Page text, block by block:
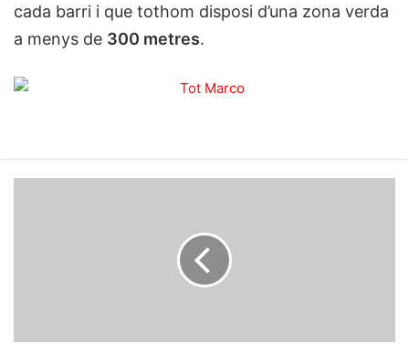
cada barri i que tothom disposi d’una zona verda
a menys de 300 metres.
de